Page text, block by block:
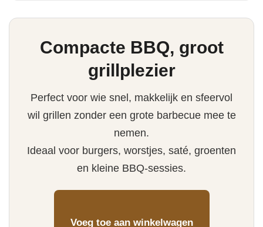
Compacte BBQ, groot
grillplezier
Perfect voor wie snel, makkelijk en sfeervol
wil grillen zonder een grote barbecue mee te
nemen.
Ideaal voor burgers, worstjes, saté, groenten
en kleine BBQ-sessies.
Voeg toe aan winkelwagen